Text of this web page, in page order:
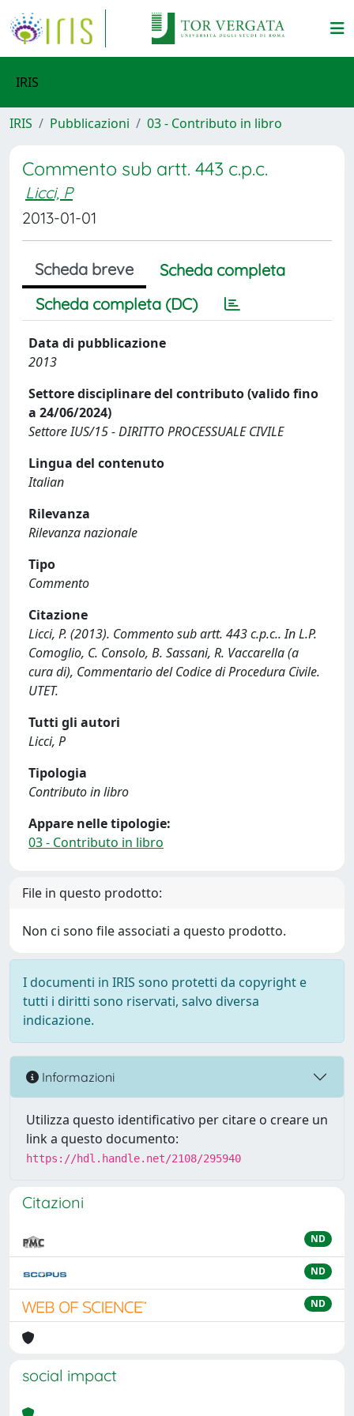
IRIS
IRIS Pubblicazioni 03 - Contributo in libro
Commento sub artt. 443 c.p.c.
Licci, P
2013-01-01
Scheda breve
Scheda completa
Scheda completa (DC)
Data di pubblicazione
2013
Settore disciplinare del contributo (valido fino
a 24/06/2024)
Settore IUS/15 - DIRITTO PROCESSUALE CIVILE
Lingua del contenuto
Italian
Rilevanza
Rilevanza nazionale
Tipo
Commento
Citazione
Licci, P. (2013). Commento sub artt. 443 c.p.c.. In L.P.
Comoglio, C. Consolo, B. Sassani, R. Vaccarella (a
cura di), Commentario del Codice di Procedura Civile.
UTET.
Tutti gli autori
Licci, P
Tipologia
Contributo in libro
Appare nelle tipologie:
03 - Contributo in libro
File in questo prodotto:
Non ci sono file associati a questo prodotto.
I documenti in IRIS sono protetti da copyright e
tutti i diritti sono riservati, salvo diversa
indicazione.
Informazioni
Utilizza questo identificativo per citare o creare un
link a questo documento:
https://hdl.handle.net/2108/295940
Citazioni
ND
ND
ND
social impact